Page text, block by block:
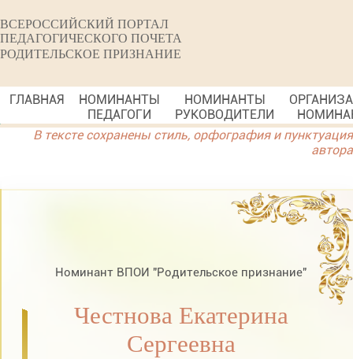
ВСЕРОССИЙСКИЙ ПОРТАЛ
ПЕДАГОГИЧЕСКОГО ПОЧЕТА
РОДИТЕЛЬСКОЕ ПРИЗНАНИЕ
ГЛАВНАЯ
НОМИНАНТЫ
ПЕДАГОГИ
НОМИНАНТЫ
РУКОВОДИТЕЛИ
В тексте сохранены стиль, орфография и пунктуация
автора
Номинант ВПОИ "Родительское признание"
Честнова Екатерина
Сергеевна